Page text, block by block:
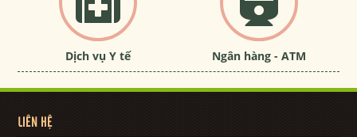
Dịch vụ Y tế Ngân hàng - ATM
LIÊN HỆ